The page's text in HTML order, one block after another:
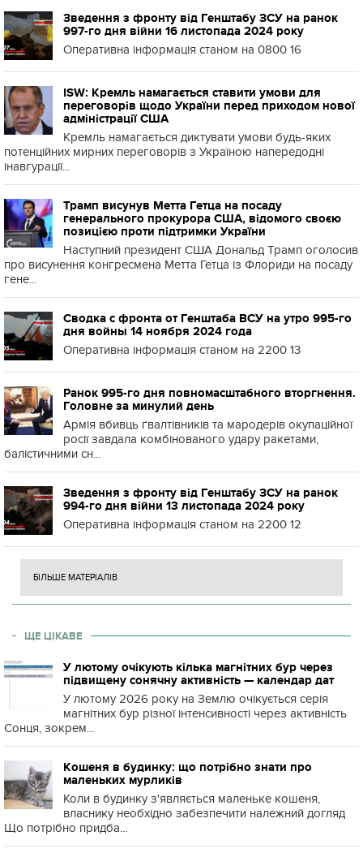
Зведення з фронту від Генштабу ЗСУ на ранок
997-го дня війни 16 листопада 2024 року
Оперативна інформація станом на 0800 16
ISW: Кремль намагається ставити умови для
переговорів щодо України перед приходом нової
адміністрації США
Кремль намагається диктувати умови будь-яких
потенційних мирних переговорів з Україною напередодні
інавгурації...
Трамп висунув Метта Гетца на посаду
генерального прокурора США, відомого своєю
позицією проти підтримки України
Наступний президент США Дональд Трамп оголосив
про висунення конгресмена Метта Гетца із Флориди на посаду
гене...
Сводка с фронта от Генштаба ВСУ на утро 995-го
дня войны 14 ноября 2024 года
Оперативна інформація станом на 2200 13
Ранок 995-го дня повномасштабного вторгнення.
Головне за минулий день
Армія вбивць ґвалтівників та мародерів окупаційної
росії завдала комбінованого удару ракетами,
балістичними сн...
Зведення з фронту від Генштабу ЗСУ на ранок
994-го дня війни 13 листопада 2024 року
Оперативна інформація станом на 2200 12
БІЛЬШЕ МАТЕРІАЛІВ
ЩЕ ЦІКАВЕ
У лютому очікують кілька магнітних бур через
підвищену сонячну активність — календар дат
У лютому 2026 року на Землю очікується серія
магнітних бур різної інтенсивності через активність
Сонця, зокрем...
Кошеня в будинку: що потрібно знати про
маленьких мурликів
Коли в будинку з'являється маленьке кошеня,
власнику необхідно забезпечити належний догляд
Що потрібно придба...